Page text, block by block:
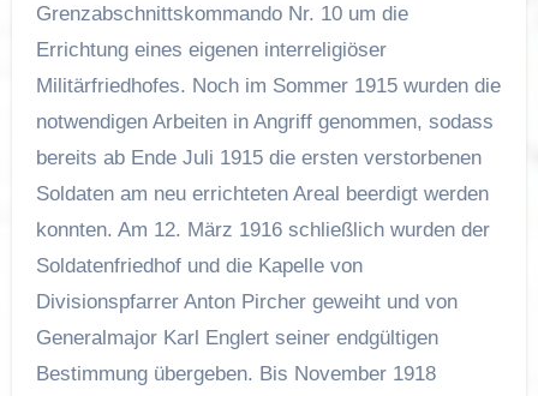
Grenzabschnittskommando Nr. 10 um die
Errichtung eines eigenen interreligiöser
Militärfriedhofes. Noch im Sommer 1915 wurden die
notwendigen Arbeiten in Angriff genommen, sodass
bereits ab Ende Juli 1915 die ersten verstorbenen
Soldaten am neu errichteten Areal beerdigt werden
konnten. Am 12. März 1916 schließlich wurden der
Soldatenfriedhof und die Kapelle von
Divisionspfarrer Anton Pircher geweiht und von
Generalmajor Karl Englert seiner endgültigen
Bestimmung übergeben. Bis November 1918